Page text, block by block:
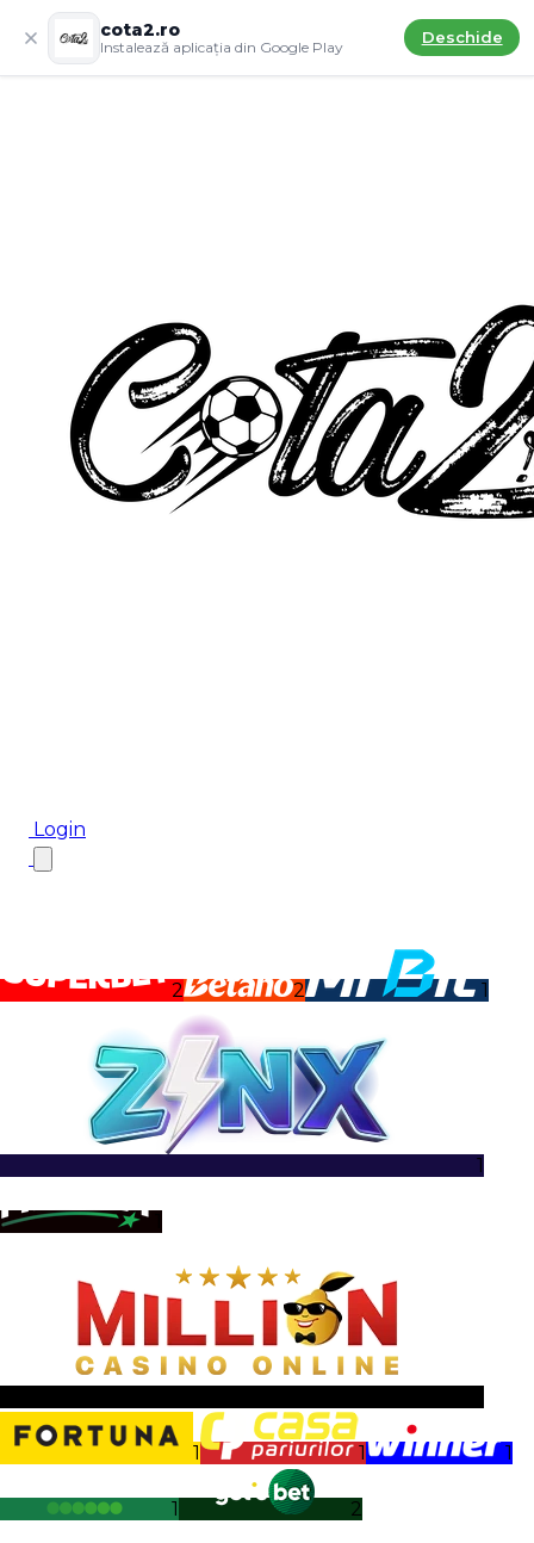
cota2.ro
Instalează aplicația din Google Play Deschide
Login
2 2 1
1
1 1 1
1 2